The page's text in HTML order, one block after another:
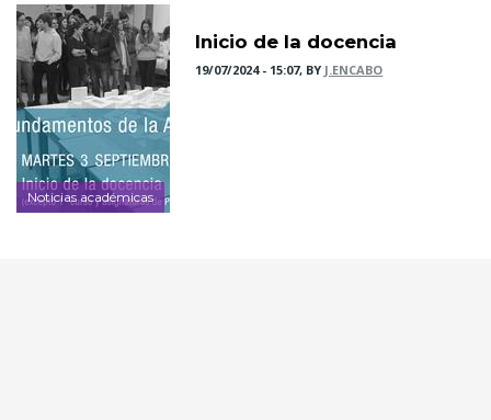
Noticias académicas
Inicio de la docencia
19/07/2024 - 15:07, BY J.ENCABO